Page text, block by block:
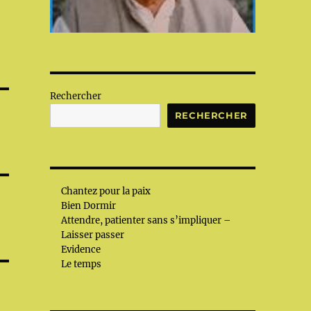
Rechercher
RECHERCHER
Chantez pour la paix
Bien Dormir
Attendre, patienter sans s’impliquer –
Laisser passer
Evidence
Le temps